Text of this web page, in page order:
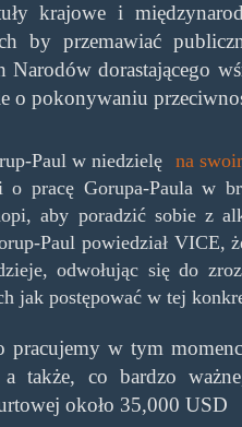
krajowe i
by przemawiać
Narodów dorastającego
o pokonywaniu
Paul w niedzielę na
o pracę Gorupa-Paula w
aby poradzić sobie z
Paul powiedział
odwołując się do
jak postępować w tej
pracujemy w tym
a także, co bardzo
około 35,000 USD